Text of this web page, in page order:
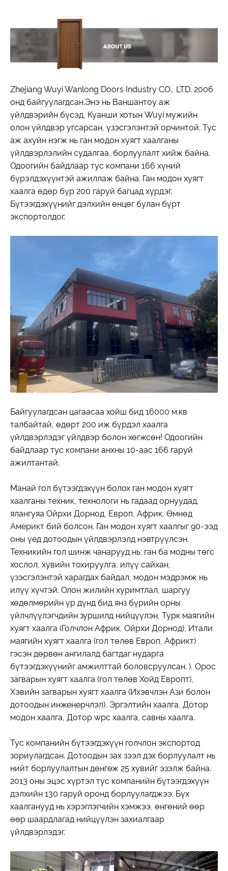
Zhejiang Wuyi Wanlong Doors Industry CO., LTD. 2006
онд байгуулагдсан.Энэ нь Ваншантоу аж
үйлдвэрийн бүсэд, Куанши хотын Wuyi мужийн
олон үйлдвэр угсарсан, үзэсгэлэнтэй орчинтой. Тус
аж ахуйн нэгж нь ган модон хуягт хаалганы
үйлдвэрлэлийн судалгаа, борлуулалт хийж байна.
Одоогийн байдлаар тус компани 166 хүний ​​
бүрэлдэхүүнтэй ажиллаж байна. Ган модон хуягт
хаалга өдөр бүр 200 гаруй багцад хүрдэг.
Бүтээгдэхүүнийг дэлхийн өнцөг булан бүрт
экспортолдог.
Байгуулагдсан цагаасаа хойш бид 16000 м.кв
талбайтай, өдөрт 200 иж бүрдэл хаалга
үйлдвэрлэдэг үйлдвэр болон хөгжсөн! Одоогийн
байдлаар тус компани анхны 10-аас 166 гаруй
ажилтантай.
Манай гол бүтээгдэхүүн болох ган модон хуягт
хаалганы техник, технологи нь гадаад орнуудад,
ялангуяа Ойрхи Дорнод, Европ, Африк, Өмнөд
Америкт бий болсон. Ган модон хуягт хаалгыг 90-ээд
оны үед дотоодын үйлдвэрлэлд нэвтрүүлсэн.
Техникийн гол шинж чанарууд нь: ган ба модны төгс
хослол, хувийн тохируулга, илүү сайхан,
үзэсгэлэнтэй харагдах байдал, модон мэдрэмж нь
илүү хүчтэй. Олон жилийн хуримтлал, шаргуу
хөдөлмөрийн үр дүнд бид янз бүрийн орны
үйлчлүүлэгчдийн зуршилд нийцүүлэн, Турк маягийн
хуягт хаалга (Голчлон Африк, Ойрхи Дорнод), Итали
маягийн хуягт хаалга (гол төлөв Европ, Африкт)
гэсэн дөрвөн ангилалд багтдаг нударга
бүтээгдэхүүнийг амжилттай боловсруулсан. ), Орос
загварын хуягт хаалга (гол төлөв Хойд Европт),
Хэвийн загварын хуягт хаалга (Ихэвчлэн Ази болон
дотоодын инженерчлэл), Эргэлтийн хаалга, Дотор
модон хаалга, Дотор wpc хаалга, савны хаалга.
Тус компанийн бүтээгдэхүүн голчлон экспортод
зориулагдсан. Дотоодын зах зээл дэх борлуулалт нь
нийт борлуулалтын дөнгөж 25 хувийг эзэлж байна.
2013 оны эцэс хүртэл тус компанийн бүтээгдэхүүн
дэлхийн 130 гаруй оронд борлуулагджээ. Бүх
хаалганууд нь хэрэглэгчийн хэмжээ, өнгөний өөр
өөр шаардлагад нийцүүлэн захиалгаар
үйлдвэрлэдэг.